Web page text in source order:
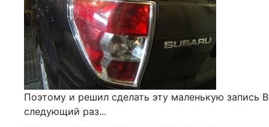
Поэтому и решил сделать эту маленькую запись В
следующий раз...